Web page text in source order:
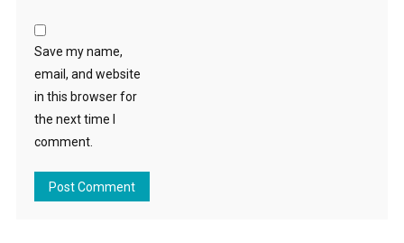
Save my name,
email, and website
in this browser for
the next time I
comment.